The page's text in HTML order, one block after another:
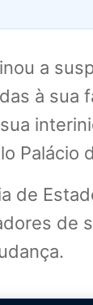
a
à sua
Palácio
de
de